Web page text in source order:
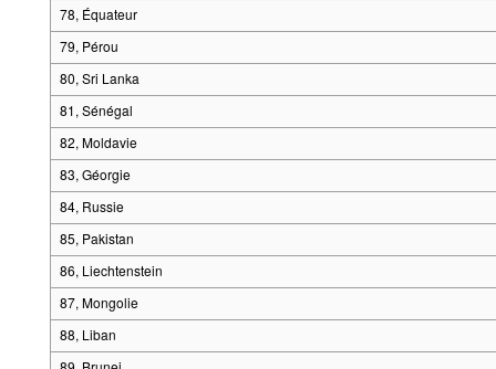
78, Équateur
79, Pérou
80, Sri Lanka
81, Sénégal
82, Moldavie
83, Géorgie
84, Russie
85, Pakistan
86, Liechtenstein
87, Mongolie
88, Liban